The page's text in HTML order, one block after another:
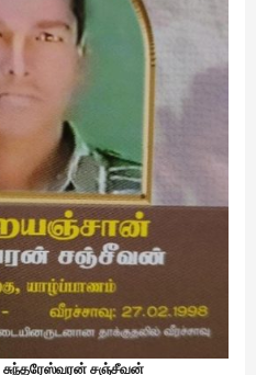
சுந்தரேஸ்வரன் சஞ்சீவன்